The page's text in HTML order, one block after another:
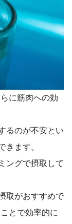
に筋肉への効
るのが不安とい
きます。
ングで摂取して
取がおすすめで
とで効率的に